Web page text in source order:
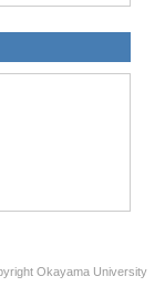
Okayama University